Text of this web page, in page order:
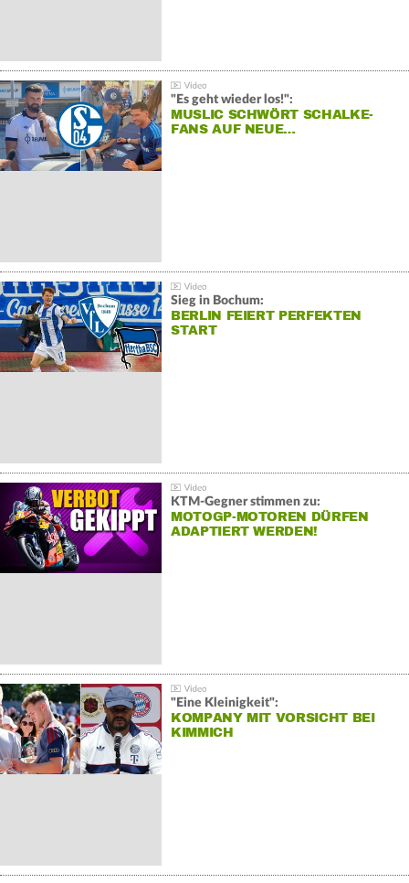
"Es geht wieder los!":
MUSLIC SCHWÖRT SCHALKE-
FANS AUF NEUE…
Sieg in Bochum:
BERLIN FEIERT PERFEKTEN
START
KTM-Gegner stimmen zu:
MOTOGP-MOTOREN DÜRFEN
ADAPTIERT WERDEN!
"Eine Kleinigkeit":
KOMPANY MIT VORSICHT BEI
KIMMICH